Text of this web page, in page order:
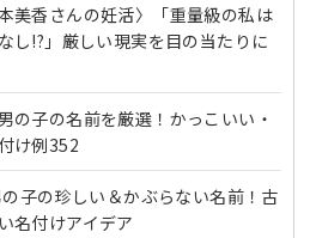
美香さんの妊活〉「重量級の私は
し!?」厳しい現実を目の当たりに
の子の名前を厳選！かっこいい・
け例352
の子の珍しい＆かぶらない名前！古
名付けアイデア